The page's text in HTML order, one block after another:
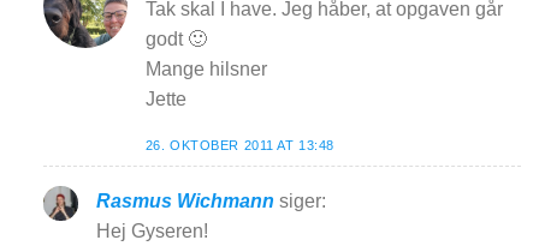
Tak skal I have. Jeg håber, at opgaven går
godt 🙂
Mange hilsner
Jette
26. OKTOBER 2011 AT 13:48
Rasmus Wichmann siger:
Hej Gyseren!